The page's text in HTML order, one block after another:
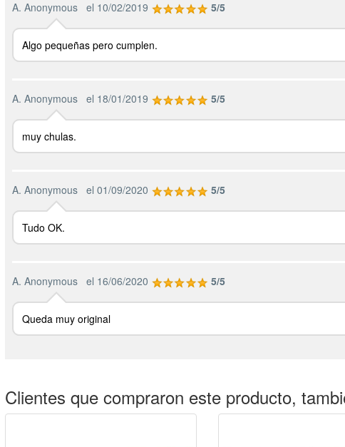
A. Anonymous el 10/02/2019 5/5
Algo pequeñas pero cumplen.
A. Anonymous el 18/01/2019 5/5
muy chulas.
A. Anonymous el 01/09/2020 5/5
Tudo OK.
A. Anonymous el 16/06/2020 5/5
Queda muy original
Clientes que compraron este producto,